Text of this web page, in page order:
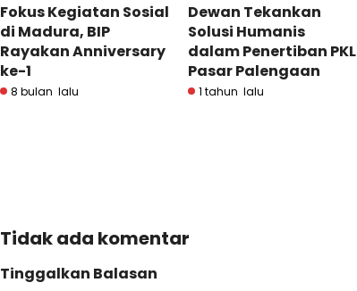
Fokus Kegiatan Sosial
di Madura, BIP
Rayakan Anniversary
ke-1
8 bulan lalu
Dewan Tekankan
Solusi Humanis
dalam Penertiban PKL
Pasar Palengaan
1 tahun lalu
Tidak ada komentar
Tinggalkan Balasan